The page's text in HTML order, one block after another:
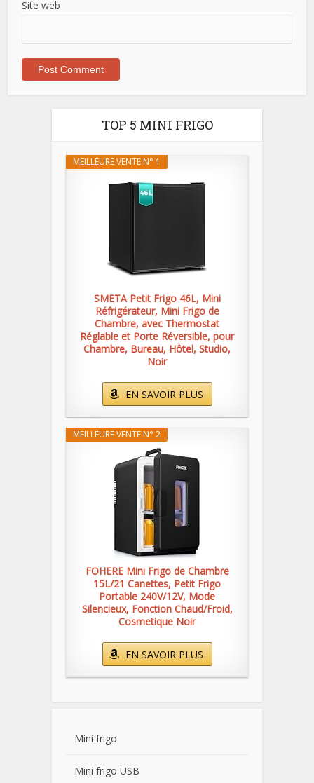
Site web
TOP 5 MINI FRIGO
MEILLEURE VENTE N° 1
SMETA Petit Frigo 46L, Mini
Réfrigérateur, Mini Frigo de
Chambre, avec Thermostat
Réglable et Porte Réversible, pour
Chambre, Bureau, Hôtel, Studio,
Noir
EN SAVOIR PLUS
MEILLEURE VENTE N° 2
FOHERE Mini Frigo de Chambre
15L/21 Canettes, Petit Frigo
Portable 240V/12V, Mode
Silencieux, Fonction Chaud/Froid,
Cosmetique Noir
EN SAVOIR PLUS
Mini frigo
Mini frigo USB